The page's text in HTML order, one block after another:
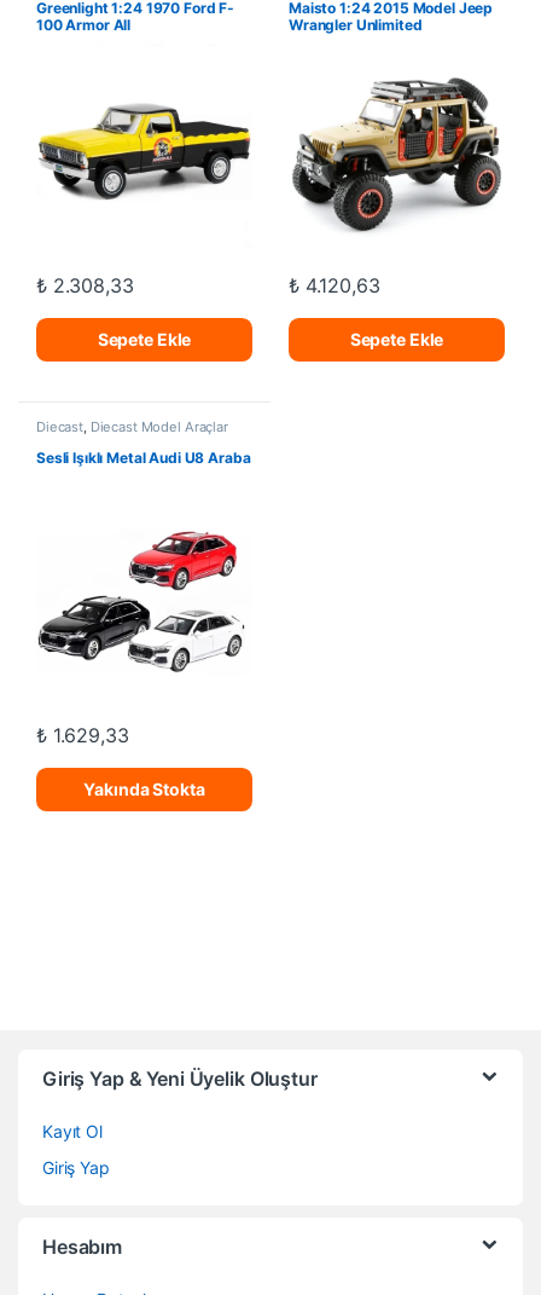
Greenlight 1:24 1970 Ford F-
100 Armor All
₺2.308,33
Sepete Ekle
Maisto 1:24 2015 Model Jeep
Wrangler Unlimited
₺4.120,63
Sepete Ekle
Diecast, Diecast Model Araçlar
Sesli Işıklı Metal Audi U8 Araba
₺1.629,33
Yakında Stokta
Giriş Yap & Yeni Üyelik Oluştur
Kayıt Ol
Giriş Yap
Hesabım